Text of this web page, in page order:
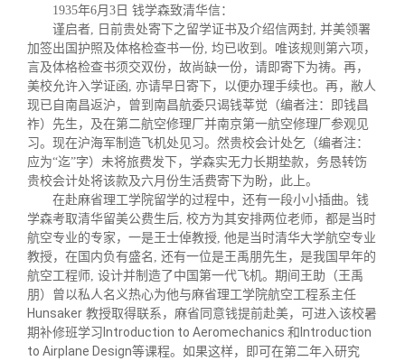
1935年6月3日 钱学森致清华信：
谨启者, 日前贵处寄下之留学证书及介绍信两封, 并美领署
加签出国护照及体格检查书一份, 均已收到。唯该规则第六项，
言及体格检查书须交双份，故尚缺一份，请即寄下为祷。再，
美校允许入学证函, 亦请早日寄下，以便办理手续也。再， 敝人
现已自南昌返沪，曾到南昌航委只谒钱莘觉（编者注：即钱昌
祚）先生，及在第二航空修理厂并南京第一航空修理厂 参观见
习。现在沪海军制造飞机处见习。然贵校会计处乞（编者注：
应为“迄”字）未将旅费发下，学森实无力长期垫款，务恳转饬
贵校会计处将该款及六月份生活费寄下为盼，此上。
在赴麻省理工学院留学的过程中，还有一段小小插曲。钱
学森考取清华留美公费生后, 校方为其安排两位老师，都是当时
航空专业的专家，一是王士倬教授, 他是当时清华大学航空专业
教授，在国内负有盛名, 还有一位是王禹朋先生，是我国早年的
航空工程师, 设计并制造了中国第一代飞机。期间王助（王禹
朋）曾以私人名义热心为他与麻省理工学院航空工程系主任
Hunsaker 教授取得联系，麻省同意钱提前赴美，可进入该校暑
期补修班学习 Introduction to Aeromechanics 和 Introduction
to Airplane Design等课程。如果这样，即可在第二年入研究